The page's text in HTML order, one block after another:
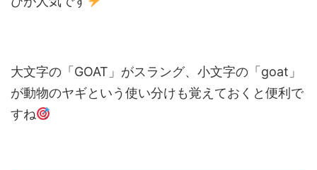
大文字の「GOAT」がスラング、小文字の「goat」
が動物のヤギという使い分けも覚えておくと便利で
すね